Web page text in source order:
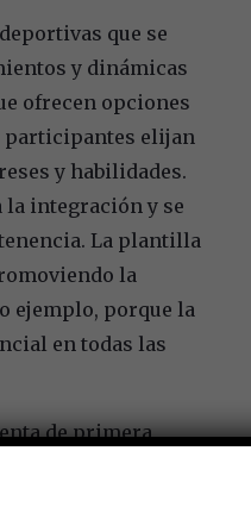
que se
y dinámicas
ofrecen opciones
participantes elijan
y habilidades.
la integración y se
La plantilla
la
ejemplo, porque la
en todas las
de primera